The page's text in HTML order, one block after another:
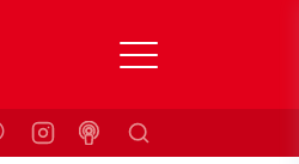
KrankenkasseSuchen